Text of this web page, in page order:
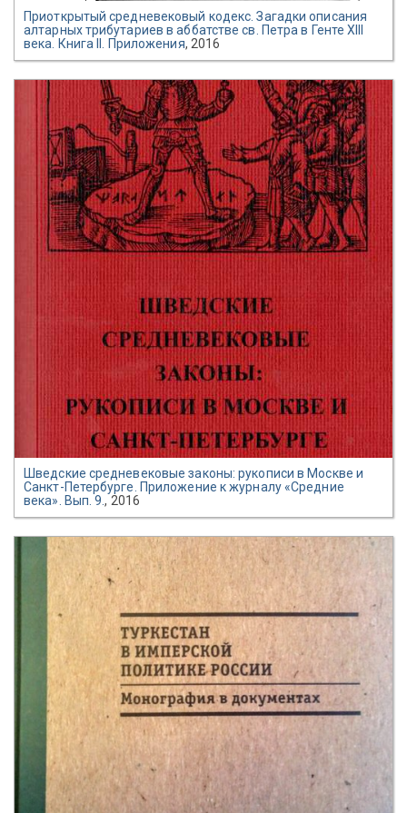
Приоткрытый средневековый кодекс. Загадки описания
алтарных трибутариев в аббатстве св. Петра в Генте XIII
века. Книга II. Приложения, 2016
Шведские средневековые законы: рукописи в Москве и
Санкт-Петербурге. Приложение к журналу «Средние
века». Вып. 9., 2016